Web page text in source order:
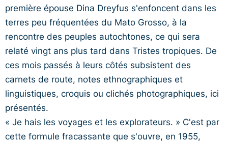
première épouse Dina Dreyfus s'enfoncent dans les
terres peu fréquentées du Mato Grosso, à la
rencontre des peuples autochtones, ce qui sera
relaté vingt ans plus tard dans Tristes tropiques. De
ces mois passés à leurs côtés subsistent des
carnets de route, notes ethnographiques et
linguistiques, croquis ou clichés photographiques, ici
présentés.
« Je hais les voyages et les explorateurs. » C'est par
cette formule fracassante que s'ouvre, en 1955,